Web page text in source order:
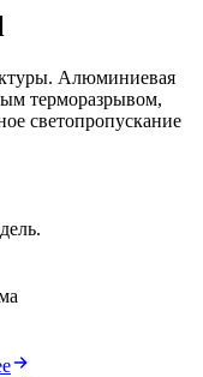
Алюминиевая
терморазрывом,
светопропускание